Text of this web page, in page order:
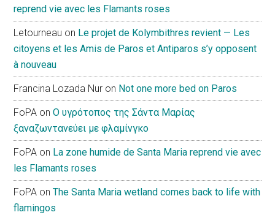
reprend vie avec les Flamants roses
Letourneau on Le projet de Kolymbithres revient — Les
citoyens et les Amis de Paros et Antiparos s’y opposent
à nouveau
Francina Lozada Nur on Not one more bed on Paros
FoPA onΟ υγρότοπος της Σάντα Μαρίας
ξαναζωντανεύει με φλαμίνγκο
FoPA on La zone humide de Santa Maria reprend vie avec
les Flamants roses
FoPA onThe Santa Maria wetland comes back to life with
flamingos